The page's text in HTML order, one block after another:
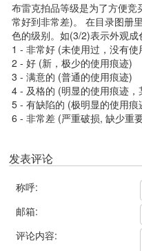
布雷克拍品等级是为了方便
常好到非常差)。 在目录图册
色的级别。如(3/2)表示外观
1 - 非常好 (未使用过，没有使
2 - 好 (新，极少的使用痕迹)
3 - 满意的 (普通的使用痕迹)
4 - 及格的 (明显的使用痕迹
5 - 有缺陷的 (极明显的使用
6 - 非常差 (严重破损, 缺少重
发表评论
称呼:
邮箱:
评论内容: